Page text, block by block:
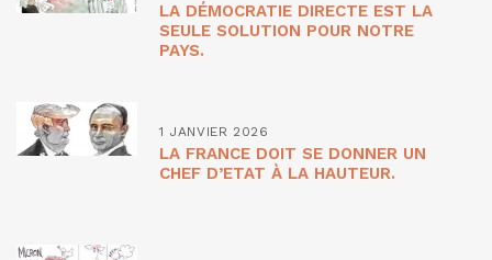
LA DÉMOCRATIE DIRECTE EST LA
SEULE SOLUTION POUR NOTRE
PAYS.
1 JANVIER 2026
LA FRANCE DOIT SE DONNER UN
CHEF D’ETAT À LA HAUTEUR.